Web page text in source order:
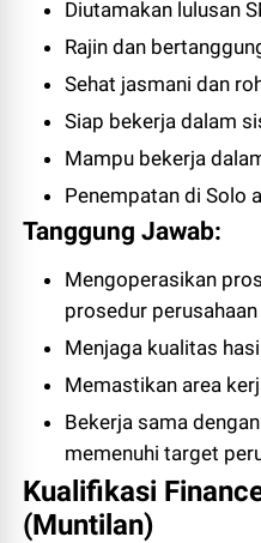
Diutamakan lulusan
Rajin dan
Sehat jasmani dan
Siap bekerja dalam
Mampu bekerja
Penempatan di Solo
Tanggung Jawab:
Mengoperasikan
prosedur perusahaan
Menjaga kualitas
Memastikan area
Bekerja sama
memenuhi target
Kualifikasi
(Muntilan)